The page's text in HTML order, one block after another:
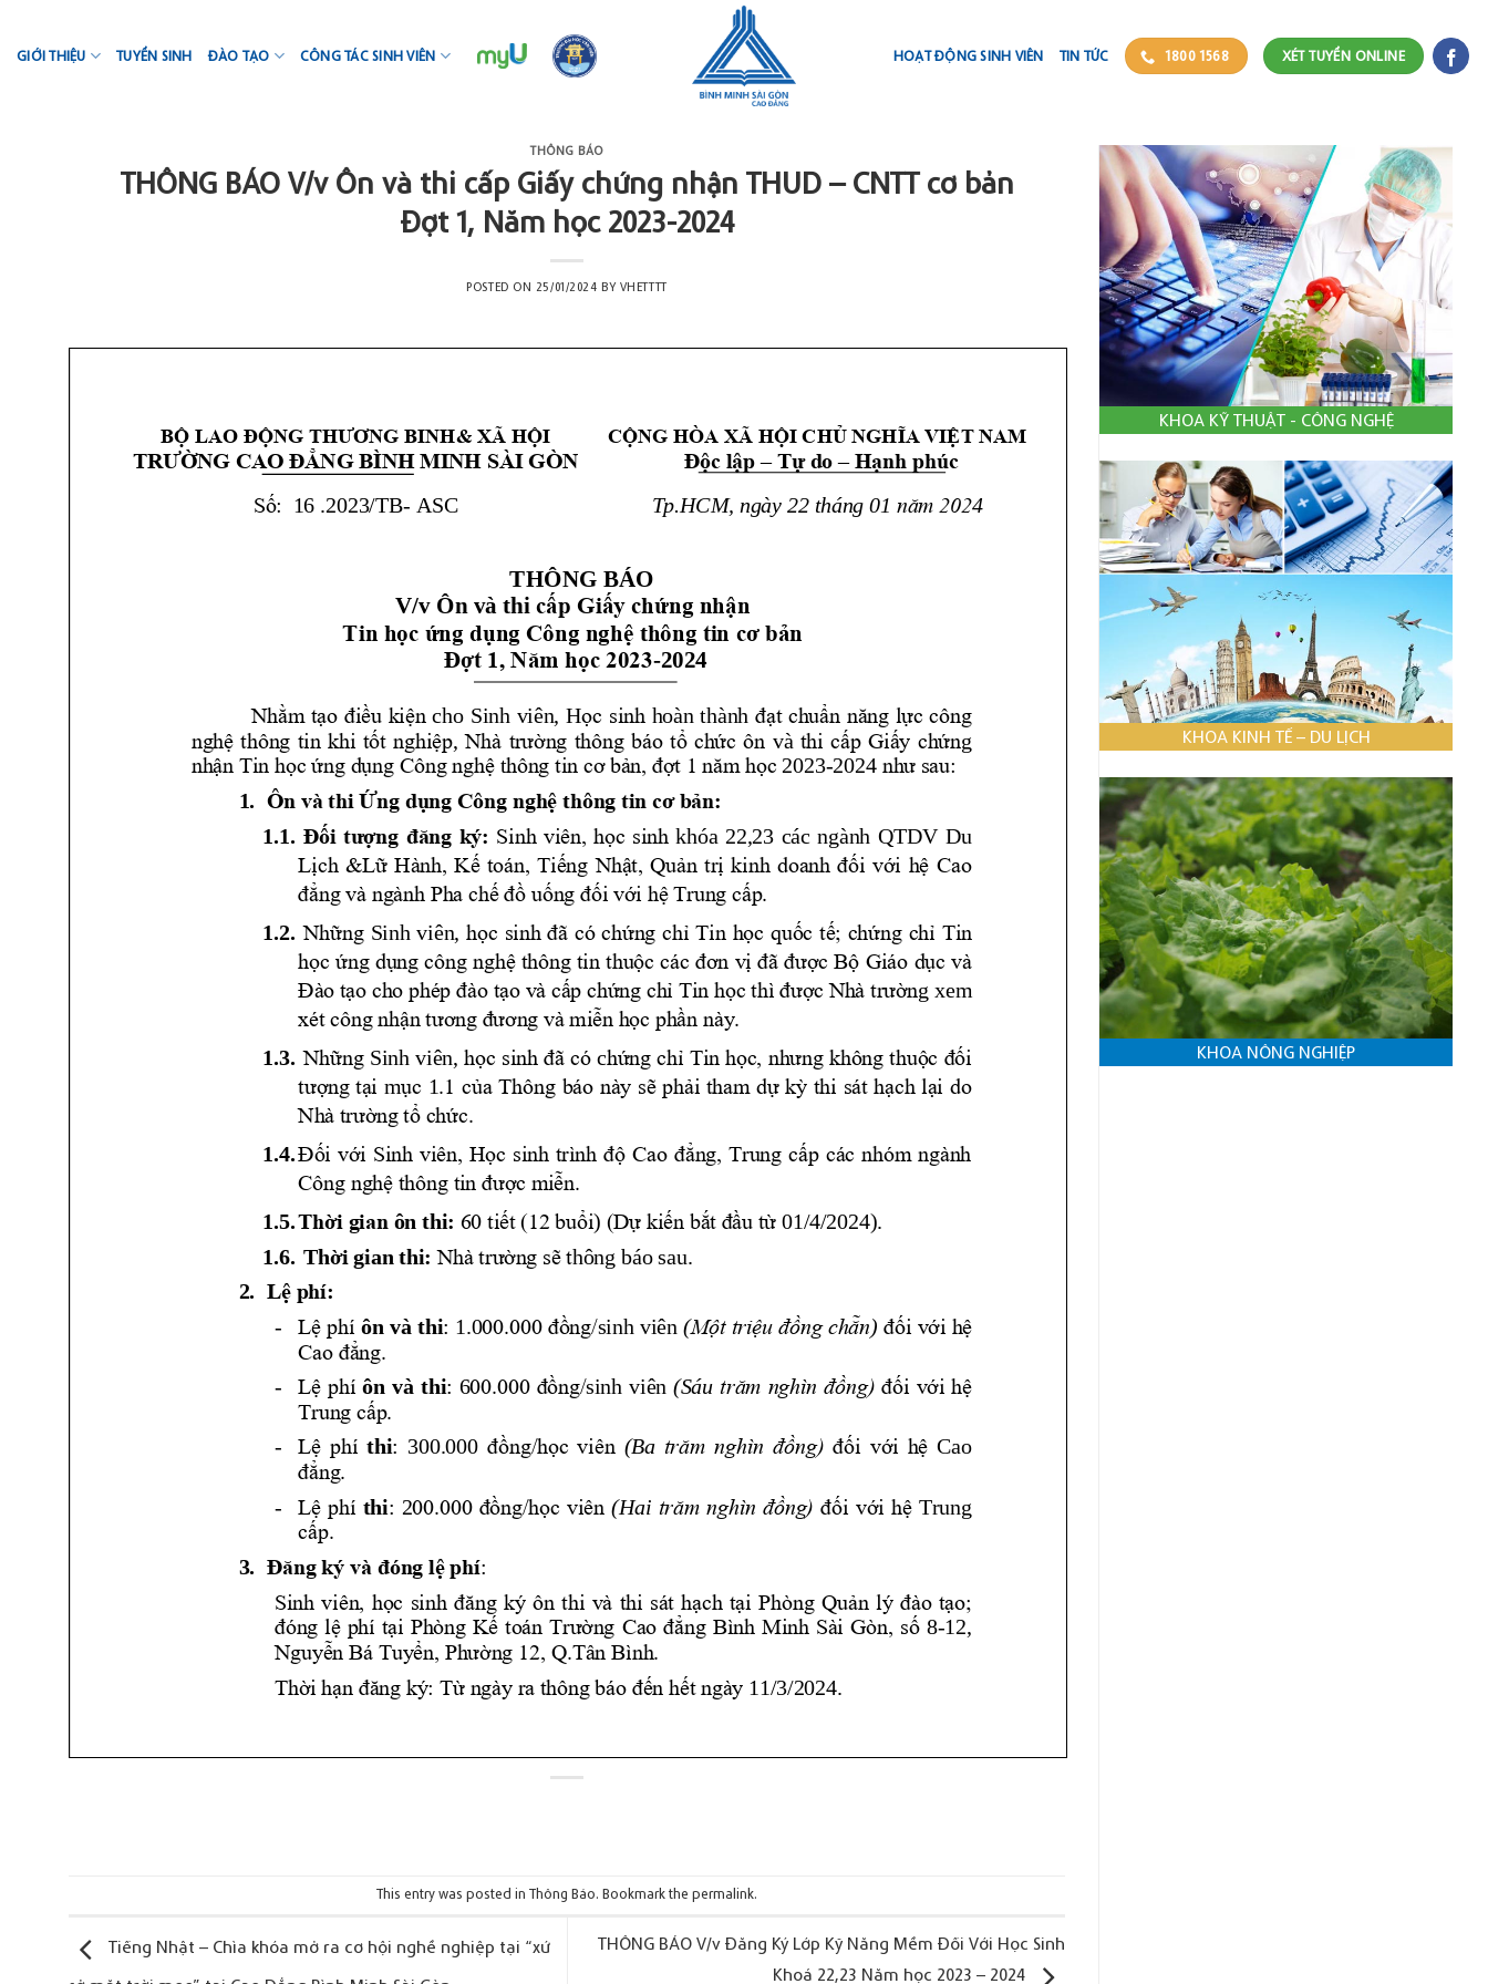
content
GIỚI THIỆU TUYỂN SINH ĐÀO TẠO CÔNG TÁC SINH VIÊN HOẠT ĐỘNG SINH VIÊN TIN TỨC 1800 1568 XÉT TUYỂN ONLINE
THÔNG BÁO
THÔNG BÁO V/v Ôn và thi cấp Giấy chứng nhận THUD – CNTT cơ bản
Đợt 1, Năm học 2023-2024
POSTED ON 25/01/2024 BY VHETTTT
This entry was posted in Thông Báo. Bookmark the permalink.
Tiếng Nhật – Chìa khóa mở ra cơ hội nghề nghiệp tại “xứ
THÔNG BÁO V/v Đăng Ký Lớp Kỹ Năng Mềm Đối Với Học Sinh
Khoá 22,23 Năm học 2023 – 2024
KHOA KỸ THUẬT - CÔNG NGHỆ
KHOA KINH TẾ – DU LỊCH
KHOA NÔNG NGHIỆP